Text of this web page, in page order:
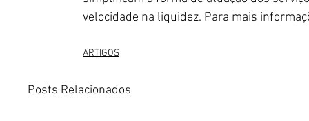
velocidade na liquidez. Para mais
ARTIGOS
Posts Relacionados